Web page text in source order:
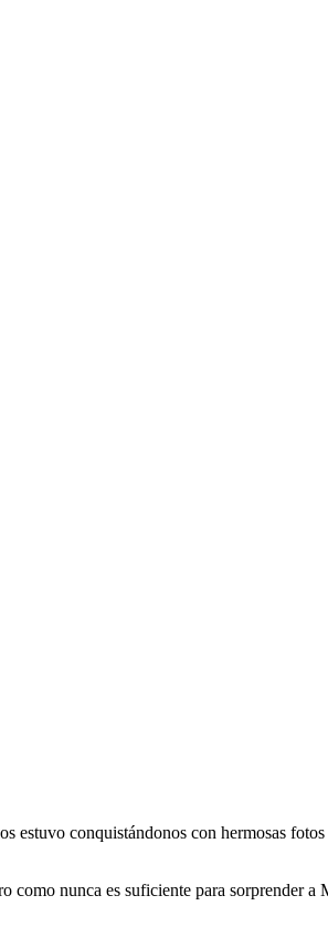
estuvo conquistándonos con hermosas
como nunca es suficiente para sorprender a